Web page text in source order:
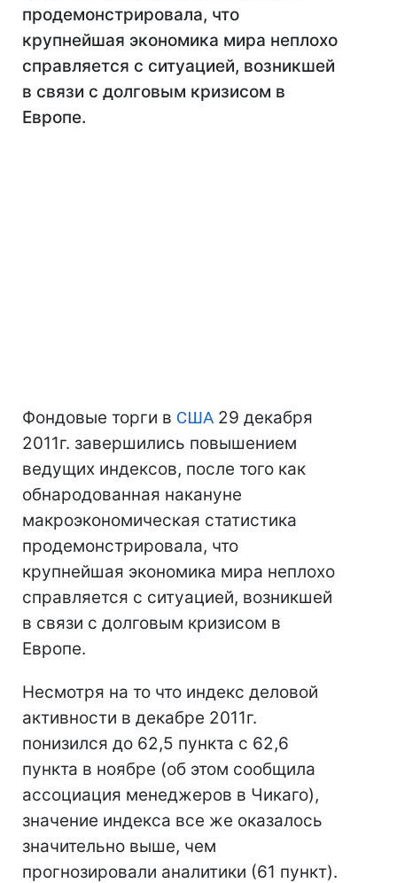
продемонстрировала, что
крупнейшая экономика мира неплохо
справляется с ситуацией, возникшей
в связи с долговым кризисом в
Европе.
Фондовые торги в США 29 декабря
2011г. завершились повышением
ведущих индексов, после того как
обнародованная накануне
макроэкономическая статистика
продемонстрировала, что
крупнейшая экономика мира неплохо
справляется с ситуацией, возникшей
в связи с долговым кризисом в
Европе.
Несмотря на то что индекс деловой
активности в декабре 2011г.
понизился до 62,5 пункта с 62,6
пункта в ноябре (об этом сообщила
ассоциация менеджеров в Чикаго),
значение индекса все же оказалось
значительно выше, чем
прогнозировали аналитики (61 пункт).